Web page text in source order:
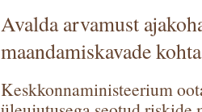
Avalda arvamust
maandamiskavade kohta
Keskkonnaministeerium